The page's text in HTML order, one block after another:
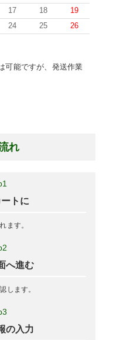
17 18
19
24 25
26
可能ですが、発送作業
れ
トに
ます。
へ進む
します。
の入力